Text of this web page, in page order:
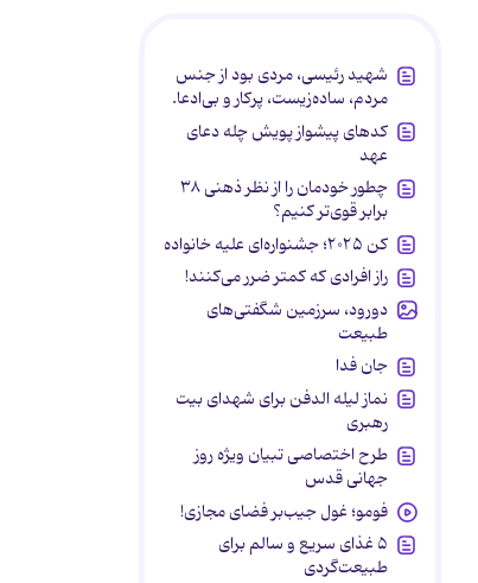
شهید رئیسی، مردی بود از جنس
مردم، ساده‌زیست، پرکار و بی‌ادعا.
کدهای پیشواز پویش چله دعای
عهد
چطور خودمان را از نظر ذهنی ۳۸
برابر قوی‌تر کنیم؟
کن ۲۰۲۵؛ جشنواره‌ای علیه خانواده
راز افرادی که کمتر ضرر می‌کنند!
دورود، سرزمین شگفتی‌های
طبیعت
جان فدا
نماز لیله الدفن برای شهدای بیت
رهبری
طرح اختصاصی تبیان ویژه روز
جهانی قدس
فومو؛ غول جیب‌بر فضای مجازی!
۵ غذای سریع و سالم برای
طبیعت‌گردی